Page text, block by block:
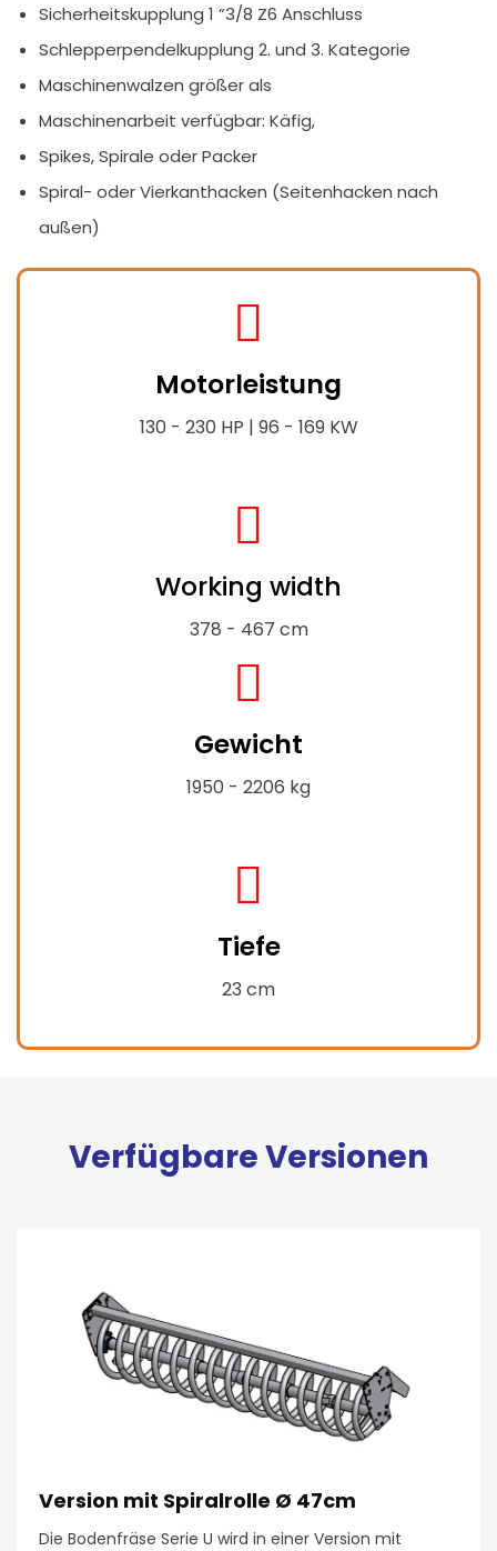
Sicherheitskupplung 1 ”3/8 Z6 Anschluss
Schlepperpendelkupplung 2. und 3. Kategorie
Maschinenwalzen größer als
Maschinenarbeit verfügbar: Käfig,
Spikes, Spirale oder Packer
Spiral- oder Vierkanthacken (Seitenhacken nach
außen)
tractor
Motorleistung
130 - 230 HP | 96 - 169 KW
expand-
alt
Working width
378 - 467 cm
weight-
hanging
Gewicht
1950 - 2206 kg
compress-
alt
Tiefe
23 cm
Verfügbare Versionen
Version mit Spiralrolle Ø 47cm
Die Bodenfräse Serie U wird in einer Version mit